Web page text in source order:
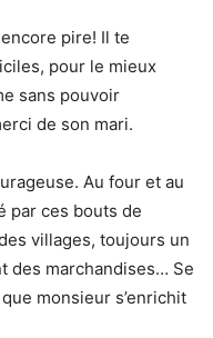
pire! Il te
pour le mieux
sans pouvoir
de son mari.
Au four et au
par ces bouts de
villages, toujours un
des marchandises… Se
monsieur s’enrichit